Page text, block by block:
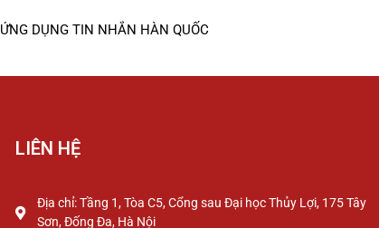
ỨNG DỤNG TIN NHẮN HÀN QUỐC
LIÊN HỆ
Địa chỉ: Tầng 1, Tòa C5, Cổng sau Đại học Thủy Lợi, 175 Tây
Sơn, Đống Đa, Hà Nội